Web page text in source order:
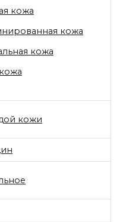
кожа
кожа
кожа
кожи